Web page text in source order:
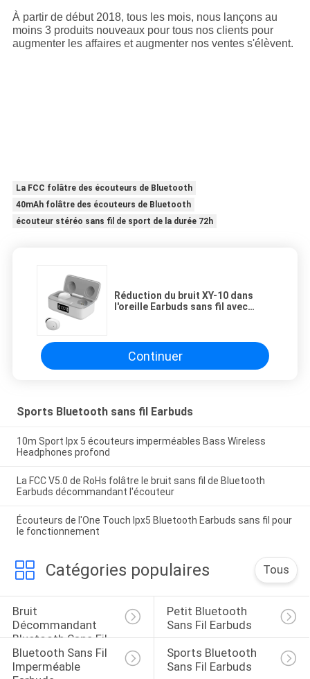
À partir de début 2018, tous les mois, nous lançons au
moins 3 produits nouveaux pour tous nos clients pour
augmenter les affaires et augmenter nos ventes s'élèvent.
La FCC folâtre des écouteurs de Bluetooth
40mAh folâtre des écouteurs de Bluetooth
écouteur stéréo sans fil de sport de la durée 72h
Réduction du bruit XY-10 dans
l'oreille Earbuds sans fil avec
Continuer
Sports Bluetooth sans fil Earbuds
10m Sport Ipx 5 écouteurs imperméables Bass Wireless
Headphones profond
La FCC V5.0 de RoHs folâtre le bruit sans fil de Bluetooth
Earbuds décommandant l'écouteur
Écouteurs de l'One Touch Ipx5 Bluetooth Earbuds sans fil pour
le fonctionnement
Catégories populaires Tous
Bruit
Décommandant
Bluetooth Sans Fil
Earbuds
Petit Bluetooth
Sans Fil Earbuds
Bluetooth Sans Fil
Imperméable
Sports Bluetooth
Sans Fil Earbuds